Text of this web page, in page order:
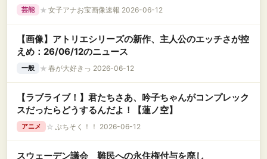
芸能 ★ 女子アナお宝画像速報 2026-06-12
【画像】アトリエシリーズの新作、主人公のエッチさが控
えめ：26/06/12のニュース
一般 ★ 春が大好きっ 2026-06-12
【ラブライブ！】君たちさあ、吟子ちゃんがコンプレック
スだったらどうするんだよ！【蓮ノ空】
アニメ ☆ ぷちそく！！ 2026-06-12
スウェーデン議会 難民への永住権付与を廃し